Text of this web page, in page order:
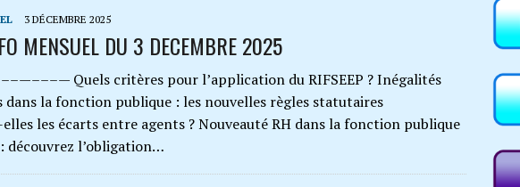
3 DÉCEMBRE 2025
MENSUEL DU 3 DECEMBRE 2025
Quels critères pour l’application du RIFSEEP ? Inégalités
la fonction publique : les nouvelles règles statutaires
les écarts entre agents ? Nouveauté RH dans la fonction publique
l’obligation…